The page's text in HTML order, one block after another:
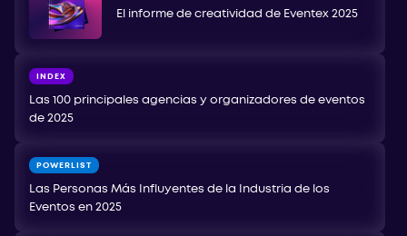
El informe de creatividad de Eventex 2025
INDEX
Las 100 principales agencias y organizadores de eventos
de 2025
POWERLIST
Las Personas Más Influyentes de la Industria de los
Eventos en 2025